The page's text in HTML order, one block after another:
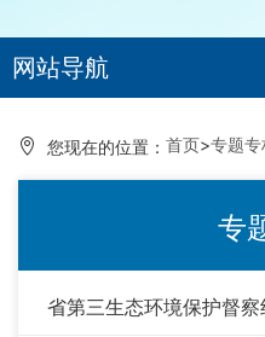
网站导航
您现在的位置： 首页>专题专
专
省第三生态环境保护督